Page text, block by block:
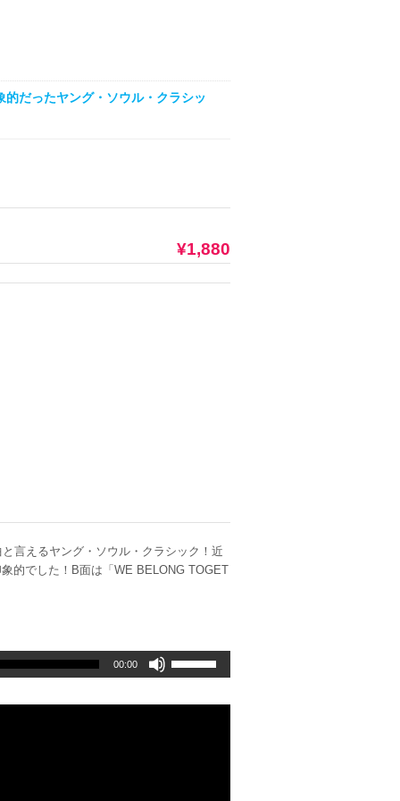
だったヤング・ソウル・クラシッ
¥1,880
言えるヤング・ソウル・クラシック！近
的でした！B面は「WE BELONG TOGET
00:00
ボ
リ